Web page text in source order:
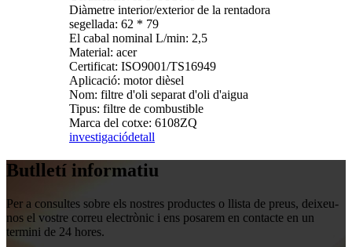
Diàmetre interior/exterior de la rentadora
segellada: 62 * 79
El cabal nominal L/min: 2,5
Material: acer
Certificat: ISO9001/TS16949
Aplicació: motor dièsel
Nom: filtre d'oli separat d'oli d'aigua
Tipus: filtre de combustible
Marca del cotxe: 6108ZQ
investigaciódetall
Butlletí informatiu
Per a consultes sobre els nostres productes o llista de preus, deixeu-
nos el vostre correu electrònic i ens posarem en contacte en un
termini de 24 hores.